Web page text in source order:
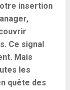
insertion
Ce signal
Mais
les
quête des